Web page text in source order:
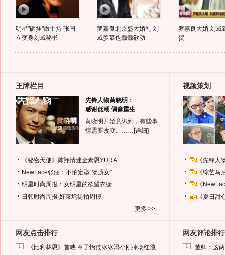
明星"砸挂"做主持 张国
立变身刘威秘书
罗嘉良北京盛大婚礼 刘
威羡慕也蠢蠢欲动
罗嘉良大婚 刘威
贺
王牌栏目
先锋人物黄晓明：
感谢低潮 偶像重生
黄晓明开始意识到，有些事
情需要改变。…… [详细]
《秘密天使》陈翔情迷金素恩YURA
NewFace张俪：不怕定型“物质女”
明星时尚周报：女明星的欲望衣橱
日韩时尚周报 好莱坞街拍周报
更多 >>
视频策划
《先锋
《综艺
《
《夏日
网友点击排行
1 《比利林恩》首映 章子怡范冰冰冯小刚捧场红毯
网友评论排行
1 董卿：这